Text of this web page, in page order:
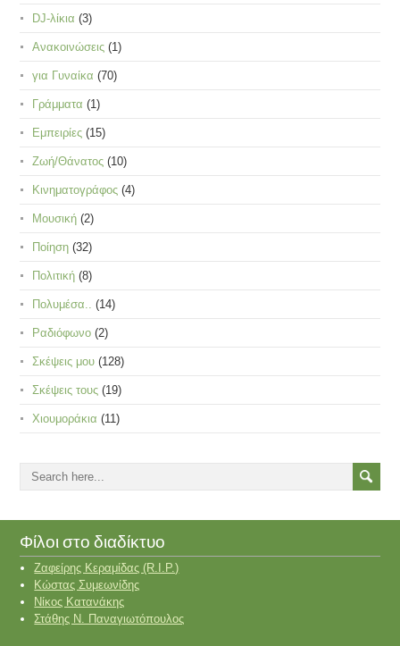
DJ-λίκια (3)
Ανακοινώσεις (1)
για Γυναίκα (70)
Γράμματα (1)
Εμπειρίες (15)
Ζωή/Θάνατος (10)
Κινηματογράφος (4)
Μουσική (2)
Ποίηση (32)
Πολιτική (8)
Πολυμέσα.. (14)
Ραδιόφωνο (2)
Σκέψεις μου (128)
Σκέψεις τους (19)
Χιουμοράκια (11)
Φίλοι στο διαδίκτυο
Ζαφείρης Κεραμίδας (R.I.P.)
Κώστας Συμεωνίδης
Νίκος Κατανάκης
Στάθης Ν. Παναγιωτόπουλος